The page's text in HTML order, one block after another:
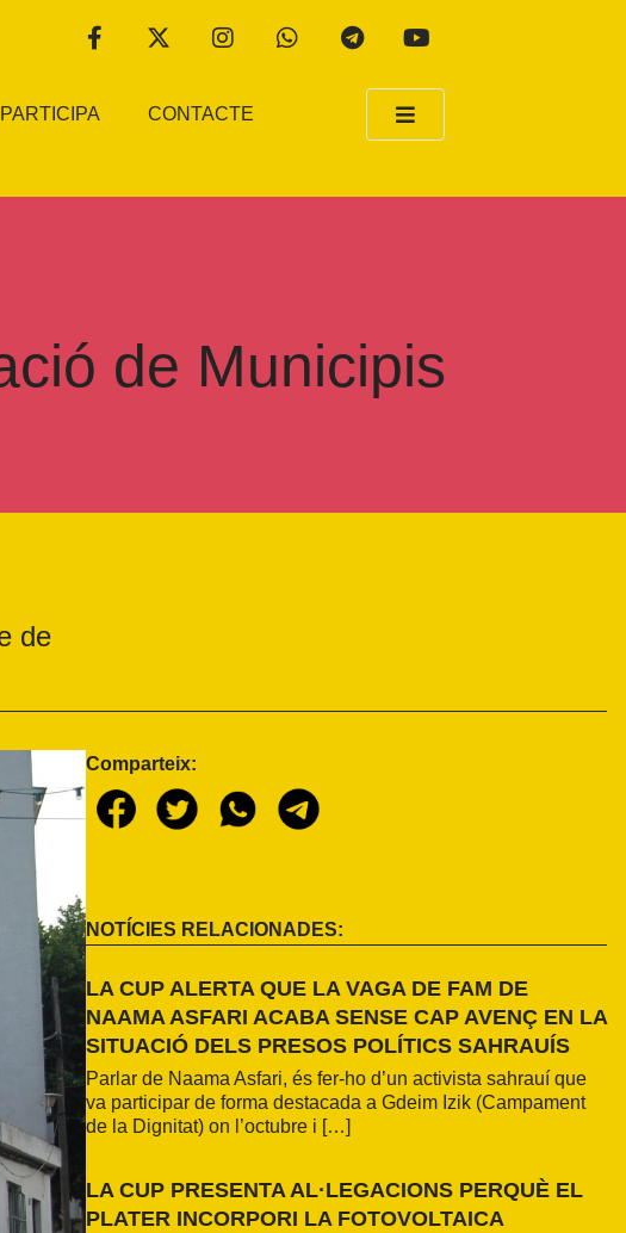
PARTICIPA CONTACTE
de Municipis
de
Comparteix:
NOTÍCIES RELACIONADES:
LA CUP ALERTA QUE LA VAGA DE FAM DE
NAAMA ASFARI ACABA SENSE CAP AVENÇ EN LA
SITUACIÓ DELS PRESOS POLÍTICS SAHRAUÍS
Parlar de Naama Asfari, és fer-ho d’un activista sahrauí que
va participar de forma destacada a Gdeim Izik (Campament
de la Dignitat) on l’octubre i […]
LA CUP PRESENTA AL·LEGACIONS PERQUÈ EL
PLATER INCORPORI LA FOTOVOLTAICA